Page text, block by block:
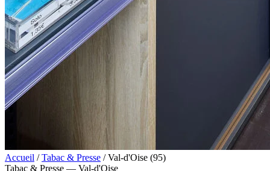
Accueil / Tabac & Presse / Val-d'Oise (95)
Tabac & Presse — Val-d'Oise